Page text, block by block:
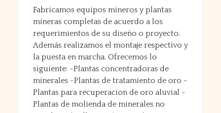
Fabricamos equipos mineros y plantas
mineras completas de acuerdo a los
requerimientos de su diseño o proyecto.
Además realizamos el montaje respectivo y
la puesta en marcha. Ofrecemos lo
siguiente: -Plantas concentradoras de
minerales -Plantas de tratamiento de oro -
Plantas para recuperacion de oro aluvial -
Plantas de molienda de minerales no